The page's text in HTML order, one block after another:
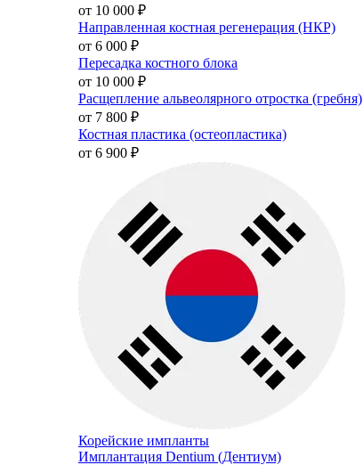
от 10 000 ₽
Направленная костная регенерация (НКР)
от 6 000 ₽
Пересадка костного блока
от 10 000 ₽
Расщепление альвеолярного отростка (гребня)
от 7 800 ₽
Костная пластика (остеопластика)
от 6 900 ₽
Корейские импланты
Имплантация Dentium (Дентиум)